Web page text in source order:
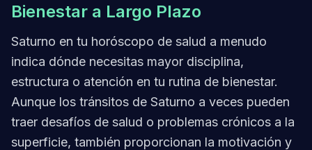
Bienestar a Largo Plazo
Saturno en tu horóscopo de salud a menudo
indica dónde necesitas mayor disciplina,
estructura o atención en tu rutina de bienestar.
Aunque los tránsitos de Saturno a veces pueden
traer desafíos de salud o problemas crónicos a la
superficie, también proporcionan la motivación y